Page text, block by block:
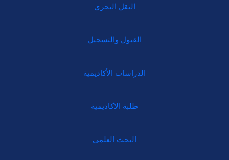
النقل البحري
القبول والتسجيل
الدراسات الأكاديمية
طلبة الأكاديمية
البحث العلمي